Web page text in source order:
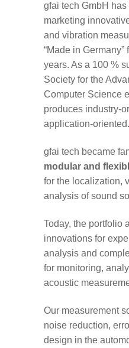
gfai tech GmbH
marketing
and vibration
“Made in Germany”
years. As a 100 %
Society for the
Computer Science
produces industry-
application-oriented.
gfai tech became
modular and
for the localization,
analysis of sound
Today, the portfolio
innovations for
analysis and
for monitoring,
acoustic
Our measurement
noise reduction,
design in the